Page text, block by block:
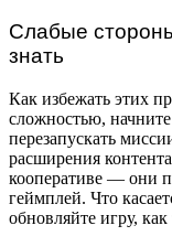
Слабые
знать
Как избежать этих
сложностью,
перезапускать
расширения
кооперативе — они
геймплей. Что
обновляйте игру,